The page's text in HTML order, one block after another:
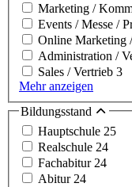
Marketing /
Events / Messe /
Online Marketing
Administration /
Sales / Vertrieb 3
Mehr anzeigen
Bildungsstand
Hauptschule 25
Realschule 24
Fachabitur24
Abitur24